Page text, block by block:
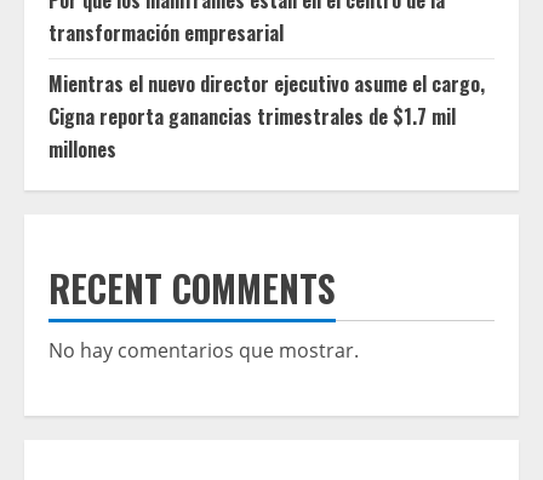
transformación empresarial
Mientras el nuevo director ejecutivo asume el cargo,
Cigna reporta ganancias trimestrales de $1.7 mil
millones
RECENT COMMENTS
No hay comentarios que mostrar.